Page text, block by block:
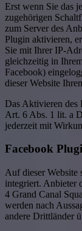
Erst wenn Sie das
zugehörigen
zum Server des
Plugin aktivieren,
Sie mit Ihrer IP-
gleichzeitig in
Facebook)
dieser Website
Das Aktivieren des
Art. 6 Abs. 1 lit. a
jederzeit mit
Facebook
Auf dieser Website
integriert. Anbieter
4 Grand Canal
werden nach
andere Drittländer